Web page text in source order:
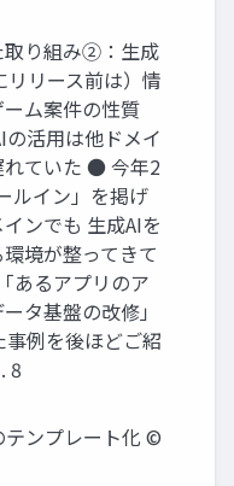
取り組み②：生成
リース前は）情
ム案件の性質
活用は他ドメイ
れていた ● 今年2
ルイン」を掲げ
ンでも 生成AIを
境が整ってきて
あるアプリのア
タ基盤の改修」
事例を後ほどご紹
8
テンプレート化 ©